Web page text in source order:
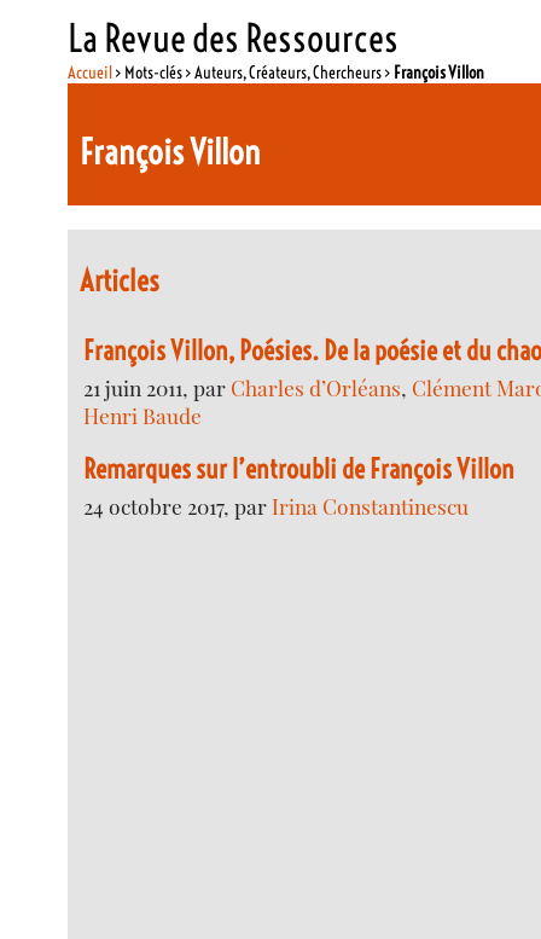
La Revue des Ressources
Accueil> Mots-clés > Auteurs, Créateurs, Chercheurs > François Villon
François Villon
Articles
François Villon, Poésies. De la poésie et du
21 juin 2011, par Charles d’Orléans, Clément
Henri Baude
Remarques sur l’entroubli de François Villon
24 octobre 2017, parIrina Constantinescu